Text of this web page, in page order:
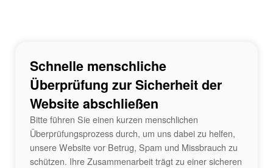
Schnelle menschliche
Überprüfung zur Sicherheit der
Website abschließen
Bitte führen Sie einen kurzen menschlichen
Überprüfungsprozess durch, um uns dabei zu helfen,
unsere Website vor Betrug, Spam und Missbrauch zu
schützen. Ihre Zusammenarbeit trägt zu einer sicheren